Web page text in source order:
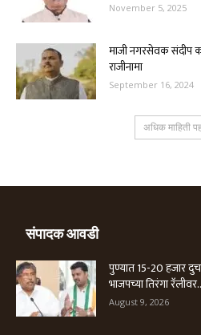
November 5, 2025
माजी नगरसेवक संदीप
राजीनामा
September 16, 2024
अधिक माहिती
संपादक आवडी
पुण्यात 15-20 हजार
भाजपच्या तिरंगा
August 9, 2026